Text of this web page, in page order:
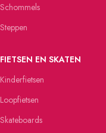
Schommels
Steppen
FIETSEN EN SKATEN
Kinderfietsen
Loopfietsen
Skateboards